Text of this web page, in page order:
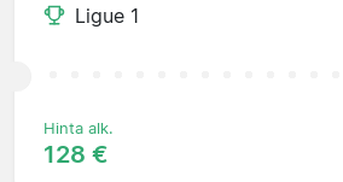
Ligue 1
Hinta alk.
128 €